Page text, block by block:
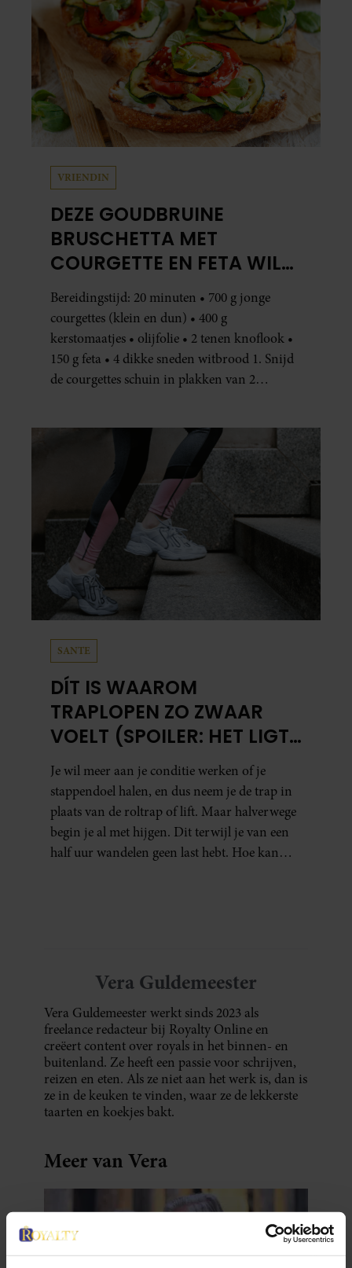
VRIENDIN
DEZE GOUDBRUINE
BRUSCHETTA MET
COURGETTE EN FETA WIL
JE METEEN MAKEN
Bereidingstijd: 20 minuten • 700 g jonge
courgettes (klein en dun) • 400 g
kerstomaatjes • olijfolie • 2 tenen knoflook •
150 g feta • 4 dikke sneden witbrood 1. Snijd
de courgettes schuin in plakken van 2
SANTE
DÍT IS WAAROM
TRAPLOPEN ZO ZWAAR
VOELT (SPOILER: HET LIGT
NIET AAN JE CONDITIE)
Je wil meer aan je conditie werken of je
stappendoel halen, en dus neem je de trap in
plaats van de roltrap of lift. Maar halverwege
begin je al met hijgen. Dit terwijl je van een
half uur wandelen geen last hebt. Hoe kan
Vera Guldemeester
Vera Guldemeester werkt sinds 2023 als
freelance redacteur bij Royalty Online en
creëert content over royals in het binnen- en
buitenland. Ze heeft een passie voor schrijven,
reizen en eten. Als ze niet aan het werk is, dan is
ze in de keuken te vinden, waar ze de lekkerste
taarten en koekjes bakt.
Meer van Vera